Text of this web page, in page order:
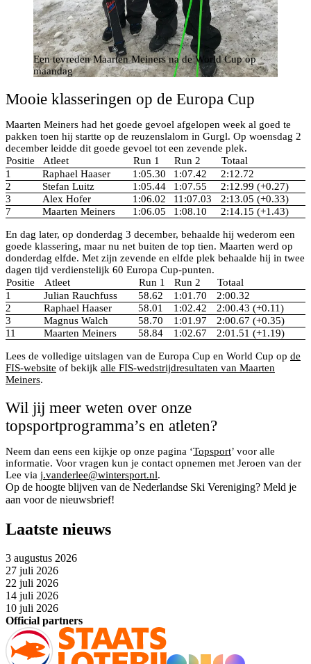
Een tevreden Maarten Meiners na de World Cup op
maandag
Mooie klasseringen op de Europa Cup
Maarten Meiners had het goede gevoel afgelopen week al goed te
pakken toen hij startte op de reuzenslalom in Gurgl. Op woensdag 2
december leidde dit goede gevoel tot een zevende plek.
Positie
Atleet Run 1 Run 2
Totaal
1
Raphael Haaser 1:05.30 1:07.42
2:12.72
2
Stefan Luitz 1:05.44 1:07.55
2:12.99 (+0.27)
3
Alex Hofer 1:06.02 11:07.03
2:13.05 (+0.33)
7
Maarten Meiners 1:06.05 1:08.10 2:14.15 (+1.43)
En dag later, op donderdag 3 december, behaalde hij wederom een
goede klassering, maar nu net buiten de top tien. Maarten werd op
donderdag elfde. Met zijn zevende en elfde plek behaalde hij in twee
dagen tijd verdienstelijk 60 Europa Cup-punten.
Positie
Atleet Run 1 Run 2
Totaal
1
Julian Rauchfuss 58.62 1:01.70
2:00.32
2
Raphael Haaser 58.01 1:02.42
2:00.43 (+0.11)
3
Magnus Walch 58.70 1:01.97
2:00.67 (+0.35)
11
Maarten Meiners 58.84 1:02.67 2:01.51 (+1.19)
Lees de volledige uitslagen van de Europa Cup en World Cup op de
FIS-website of bekijk alle FIS-wedstrijdresultaten van Maarten
Meiners.
Wil jij meer weten over onze
topsportprogramma’s en atleten?
Neem dan eens een kijkje op onze pagina ‘Topsport’ voor alle
informatie. Voor vragen kun je contact opnemen met Jeroen van der
Lee via j.vanderlee@wintersport.nl.
Op de hoogte blijven van de Nederlandse Ski Vereniging? Meld je
aan voor de nieuwsbrief!
Laatste nieuws
3 augustus 2026
27 juli 2026
22 juli 2026
14 juli 2026
10 juli 2026
Official partners